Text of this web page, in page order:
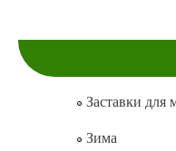
Заставки для
Зима